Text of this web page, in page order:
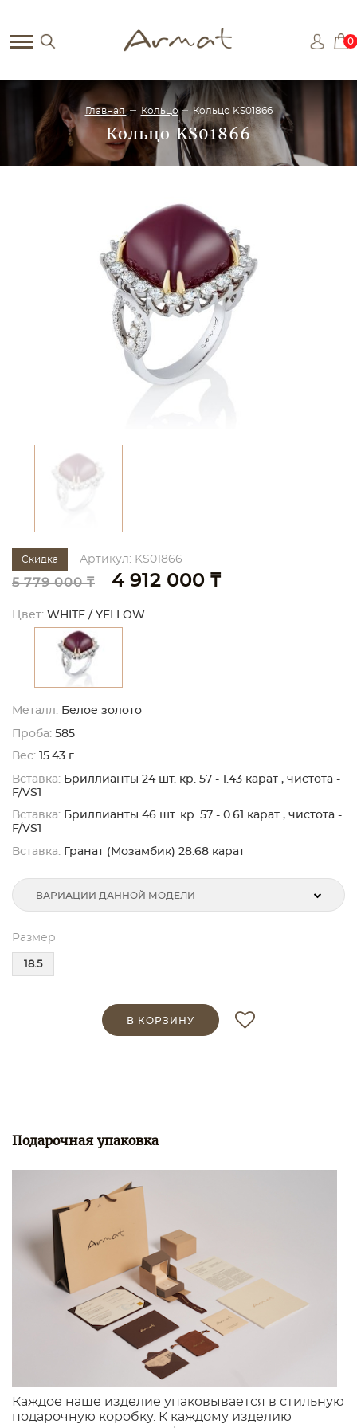
0
Главная Кольцо Кольцо KS01866
Кольцо KS01866
Скидка Артикул: KS01866
5 779 000 ₸ 4 912 000 ₸
Цвет: WHITE / YELLOW
Металл: Белое золото
Проба: 585
Вес: 15.43 г.
Вставка: Бриллианты 24 шт. кр. 57 - 1.43 карат , чистота -
F/VS1
Вставка: Бриллианты 46 шт. кр. 57 - 0.61 карат , чистота -
F/VS1
Вставка: Гранат (Мозамбик) 28.68 карат
ВАРИАЦИИ ДАННОЙ МОДЕЛИ
Размер
18.5
В КОРЗИНУ
Подарочная упаковка
Каждое наше изделие упаковывается в стильную
подарочную коробку. К каждому изделию